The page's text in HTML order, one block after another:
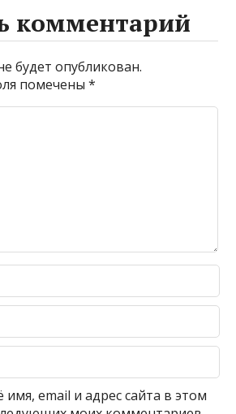
комментарий
будет опубликован.
помечены*
email и адрес сайта в этом